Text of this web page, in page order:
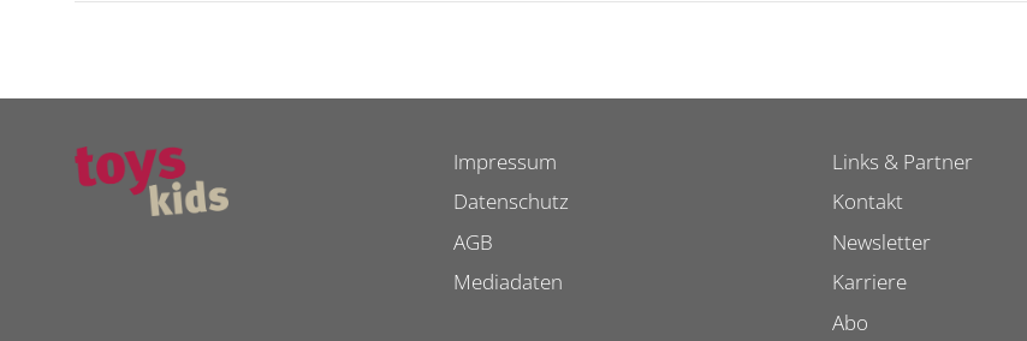
Impressum
Datenschutz
AGB
Mediadaten
Links & Partner
Kontakt
Newsletter
Karriere
Abo